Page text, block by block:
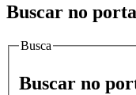
Buscar no
Busca
Buscar no